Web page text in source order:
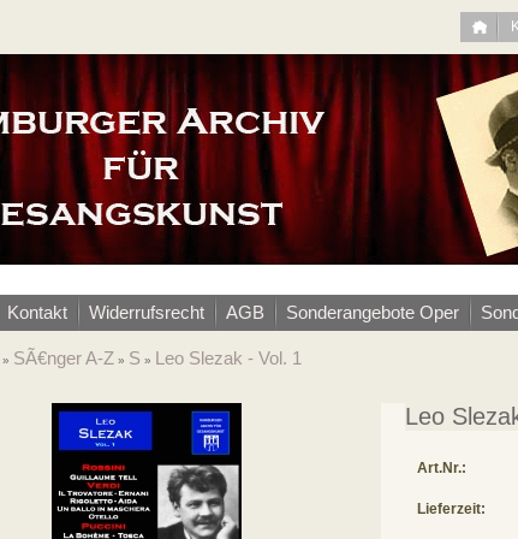
Kontakt Widerrufsrecht AGB Sonderangebote Oper
» SÃ€nger A-Z » S » Leo Slezak - Vol. 1
Leo
Art.Nr.:
Lieferzeit: